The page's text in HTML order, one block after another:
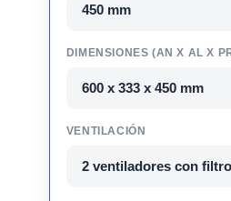
450 mm
DIMENSIONES (AN X AL X
600 x 333 x 450 mm
VENTILACIÓN
2 ventiladores con